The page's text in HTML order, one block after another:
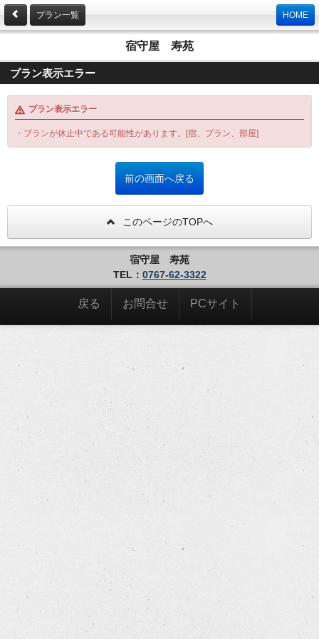
プラン一覧 HOME
宿守屋 寿苑
プラン表示エラー
プラン表示エラー
・プランが休止中である可能性があります。[宿、プラン、部屋]
このページのTOPへ
宿守屋 寿苑
TEL： 0767-62-3322
戻る お問合せ PCサイト